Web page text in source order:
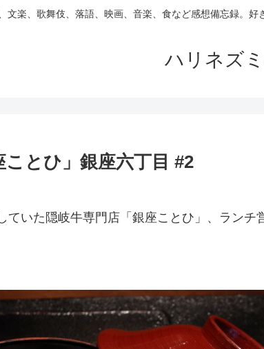
文楽、歌舞伎、落語、映画、音楽、食など感想備忘録。好
ハリネズ
ことひ」銀座六丁目 #2
ていた隠岐牛専門店「銀座ことひ」、ランチ